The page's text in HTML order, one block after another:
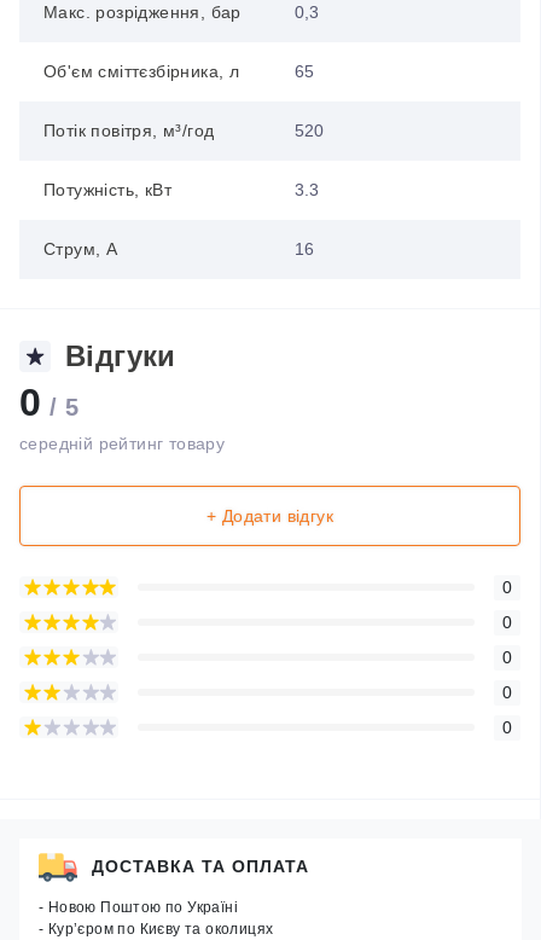
Макс. розрідження, бар 0,3
Об'єм сміттєзбірника, л 65
Потік повітря, м³/год 520
Потужність, кВт 3.3
Струм, А 16
Відгуки
0 / 5
середній рейтинг товару
+ Додати відгук
0
0
0
0
0
ДОСТАВКА ТА ОПЛАТА
- Новою Поштою по Україні
- Кур’єром по Києву та околицях